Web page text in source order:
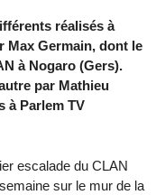
réalisés à
Max Germain, dont le
à Nogaro (Gers).
par Mathieu
à Parlem TV
escalade du CLAN
sur le mur de la